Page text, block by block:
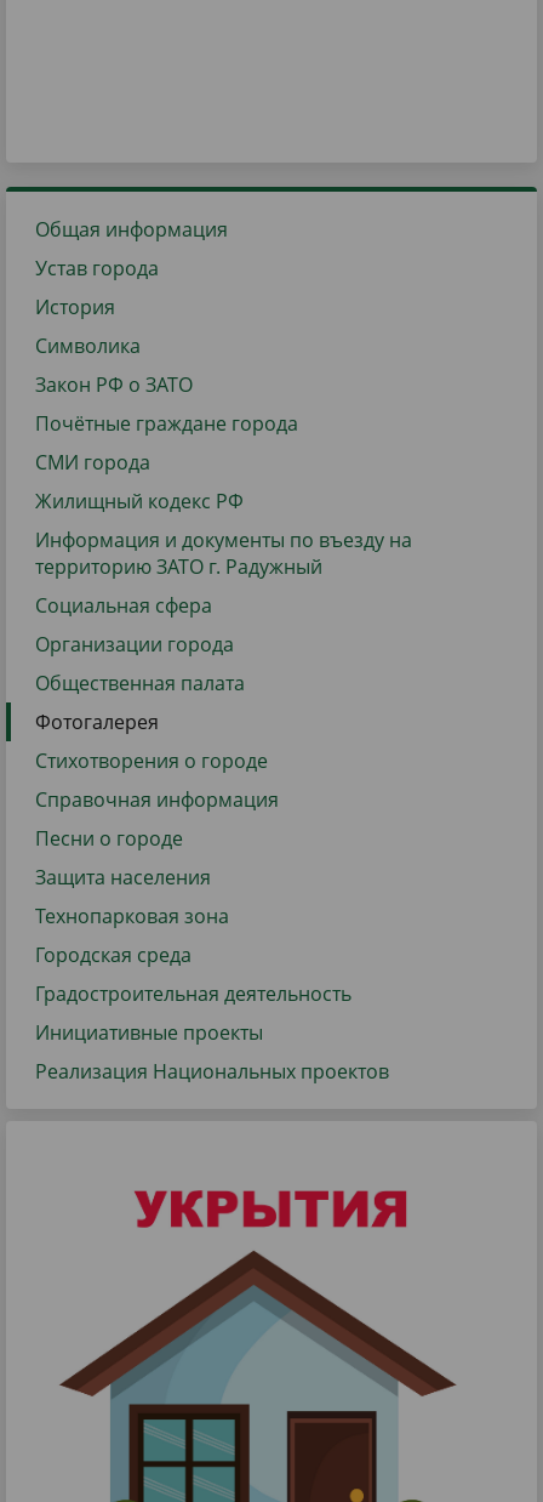
Общая информация
Устав города
История
Символика
Закон РФ о ЗАТО
Почётные граждане города
СМИ города
Жилищный кодекс РФ
Информация и документы по въезду на
территорию ЗАТО г. Радужный
Социальная сфера
Организации города
Общественная палата
Фотогалерея
Стихотворения о городе
Справочная информация
Песни о городе
Защита населения
Технопарковая зона
Городская среда
Градостроительная деятельность
Инициативные проекты
Реализация Национальных проектов